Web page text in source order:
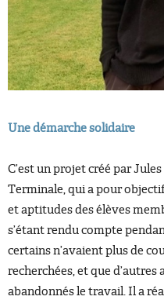
Une démarche solidaire
C’est un projet créé par
Terminale, qui a pour
et aptitudes des élèves
s’étant rendu compte
certains n’avaient plus de
recherchées, et que
abandonnés le travail. Il a